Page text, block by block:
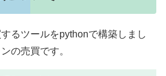
るツールをpythonで構築しまし
の売買です。